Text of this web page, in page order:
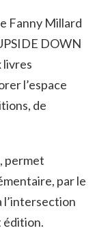
Fanny Millard
DOWN
livres
l’espace
de
permet
par le
l’intersection
édition.